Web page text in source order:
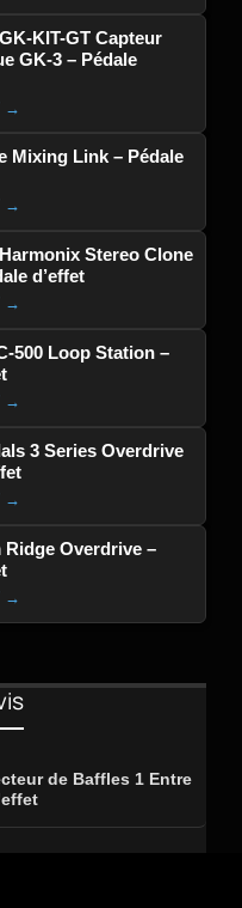
KIT-GT Capteur
GK-3 – Pédale
→
Mixing Link – Pédale
→
Stereo Clone
d’effet
→
500 Loop Station –
→
3 Series Overdrive
→
Overdrive –
→
de Baffles 1 Entre